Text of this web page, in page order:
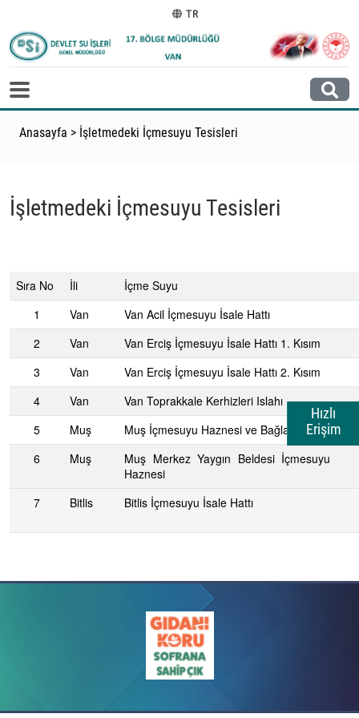
Hızlı
Erişim
TR
Anasayfa > İşletmedeki İçmesuyu Tesisleri
İşletmedeki İçmesuyu Tesisleri
Sıra No İli
İçme Suyu
1
Van
Van Acil İçmesuyu İsale Hattı
2
Van
Van Erciş İçmesuyu İsale Hattı 1. Kısım
3
Van
Van Erciş İçmesuyu İsale Hattı 2. Kısım
4
Van
Van Toprakkale Kerhizleri Islahı
5
Muş
Muş İçmesuyu Haznesi ve Bağlantıları
6
Muş
Muş Merkez Yaygın Beldesi İçmesuyu
Haznesi
7
Bitlis Bitlis İçmesuyu İsale Hattı